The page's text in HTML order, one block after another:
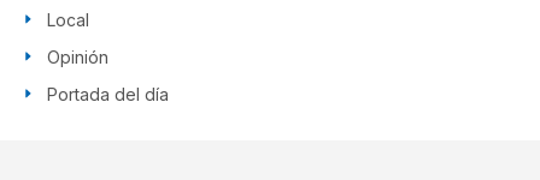
Local
Opinión
Portada del día